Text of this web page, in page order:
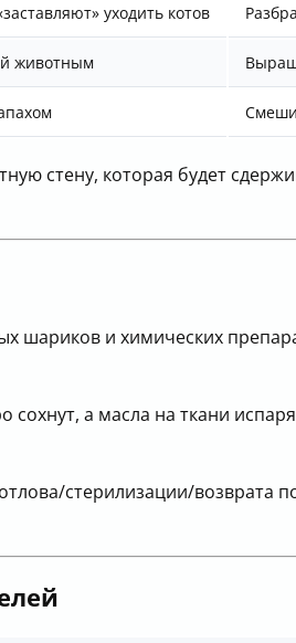
уходить котов
животным
стену, которая будет
шариков и химических
а масла на ткани
стерилизации/возврата